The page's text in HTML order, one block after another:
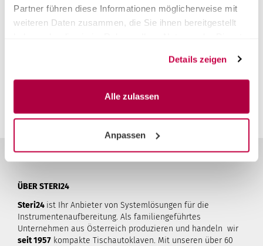
Partner führen diese Informationen möglicherweise mit
weiteren Daten zusammen, die Sie ihnen bereitgestellt
Details zeigen
Alle zulassen
Anpassen
Kundenrezensionen
Sie müssen angemeldet sein um eine Bewertung abgeben
zu können.Anmelden
ÜBER STERI24
Steri24 ist Ihr Anbieter von Systemlösungen für die
Instrumentenaufbereitung. Als familiengeführtes
Unternehmen aus Österreich produzieren und handeln wir
seit 1957 kompakte Tischautoklaven. Mit unseren über 60